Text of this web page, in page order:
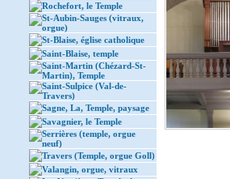
Rochefort, le Temple
St-Aubin-Sauges (vitraux,
orgue)
St-Blaise, église catholique
Saint-Blaise, temple
Saint-Martin (Chézard-St-
Martin), Temple
Saint-Sulpice (Val-de-
Travers)
Sagne, La, Temple, paysage
Savagnier, le Temple
Serrières (temple, orgue
neuf)
Travers (Temple, orgue Goll)
Valangin, orgue, vitraux